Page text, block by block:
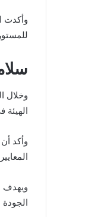
وأكدت
وخلال
الهيئة
وأكد
ويهدف
الجودة